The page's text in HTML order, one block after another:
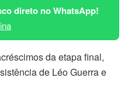
direto no WhatsApp!
da etapa final,
de Léo Guerra e